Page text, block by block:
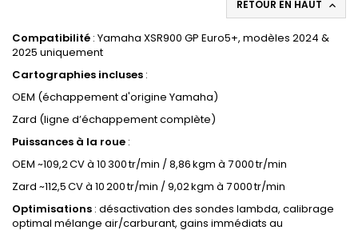
RETOUR EN HAUT 
Compatibilité : Yamaha XSR900 GP Euro5+, modèles 2024 &
2025 uniquement
Cartographies incluses :
OEM (échappement d'origine Yamaha)
Zard (ligne d’échappement complète)
Puissances à la roue :
OEM ~109,2 CV à 10 300 tr/min / 8,86 kgm à 7 000 tr/min
Zard ~112,5 CV à 10 200 tr/min / 9,02 kgm à 7 000 tr/min
Optimisations : désactivation des sondes lambda, calibrage
optimal mélange air/carburant, gains immédiats au